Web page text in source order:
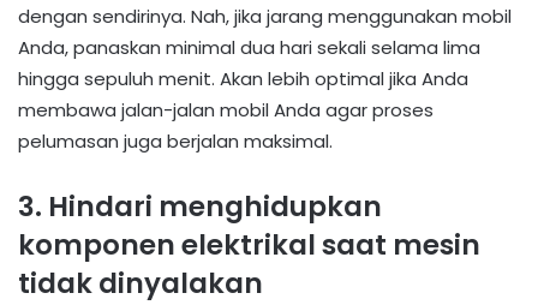
dengan sendirinya. Nah, jika jarang menggunakan mobil
Anda, panaskan minimal dua hari sekali selama lima
hingga sepuluh menit. Akan lebih optimal jika Anda
membawa jalan-jalan mobil Anda agar proses
pelumasan juga berjalan maksimal.
3. Hindari menghidupkan
komponen elektrikal saat mesin
tidak dinyalakan